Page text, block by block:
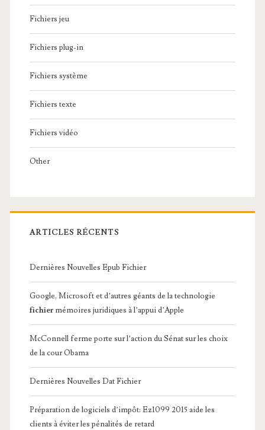
Fichiers jeu
Fichiers plug-in
Fichiers système
Fichiers texte
Fichiers vidéo
Other
ARTICLES RÉCENTS
Dernières Nouvelles Epub Fichier
Google, Microsoft et d’autres géants de la technologie
fichier mémoires juridiques à l’appui d’Apple
McConnell ferme porte sur l’action du Sénat sur les choix
de la cour Obama
Dernières Nouvelles Dat Fichier
Préparation de logiciels d’impôt: Ez1099 2015 aide les
clients à éviter les pénalités de retard